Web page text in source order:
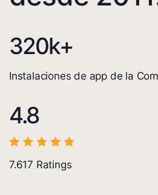
320k+
Instalaciones de app de la
4.8
7.617 Ratings